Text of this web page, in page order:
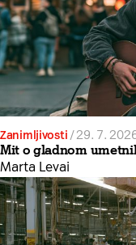
Zanimljivosti /29. 7.
Mit o gladnom
Marta Levai